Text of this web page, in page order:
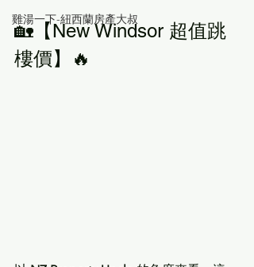
雞湯一下-紐西蘭房產大叔
🏡【New Windsor 超值跳
樓價】🔥